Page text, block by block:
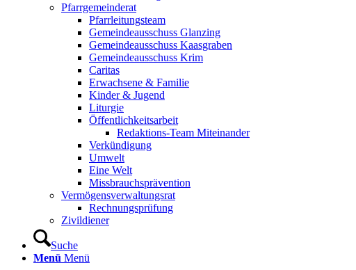
Pfarrgemeinderat
Pfarrleitungsteam
Gemeindeausschuss Glanzing
Gemeindeausschuss Kaasgraben
Gemeindeausschuss Krim
Caritas
Erwachsene & Familie
Kinder & Jugend
Liturgie
Öffentlichkeitsarbeit
Redaktions-Team Miteinander
Verkündigung
Umwelt
Eine Welt
Missbrauchsprävention
Vermögensverwaltungsrat
Rechnungsprüfung
Zivildiener
Suche
Menü Menü